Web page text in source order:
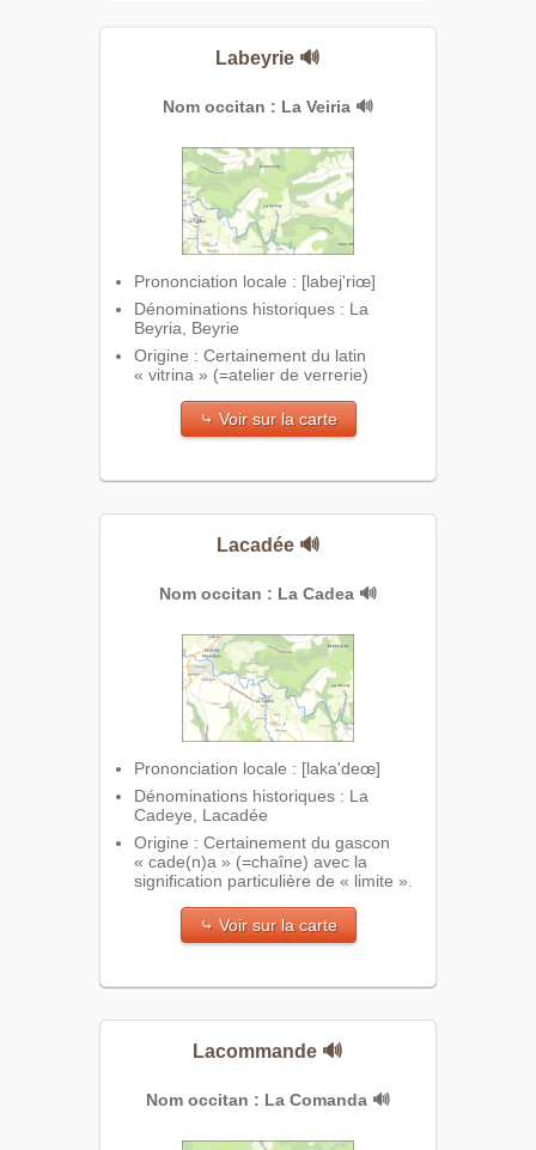
Labeyrie 🔊
Nom occitan : La Veiria 🔊
Prononciation locale : [labej'riœ]
Dénominations historiques : La
Beyria, Beyrie
Origine : Certainement du latin
« vitrina » (=atelier de verrerie)
⤷ Voir sur la carte
Lacadée 🔊
Nom occitan : La Cadea 🔊
Prononciation locale : [laka'deœ]
Dénominations historiques : La
Cadeye, Lacadée
Origine : Certainement du gascon
« cade(n)a » (=chaîne) avec la
signification particulière de « limite ».
⤷ Voir sur la carte
Lacommande 🔊
Nom occitan : La Comanda 🔊